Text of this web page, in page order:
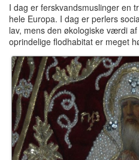
I dag er ferskvandsmuslinger en
hele Europa. I dag er perlers
lav, mens den økologiske værdi
oprindelige flodhabitat er meget